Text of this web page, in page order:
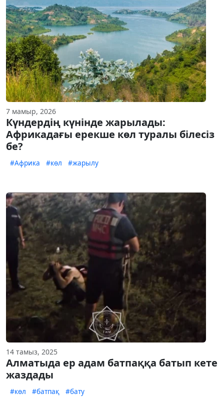
7 мамыр, 2026
Күндердің күнінде жарылады:
Африкадағы ерекше көл туралы білесіз
бе?
#Африка #көл #жарылу
14 тамыз, 2025
Алматыда ер адам батпаққа батып кете
жаздады
#көл #батпақ #бату